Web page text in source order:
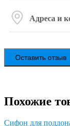
Адреса и
Оставить отзыв
Похожие
Сифон для